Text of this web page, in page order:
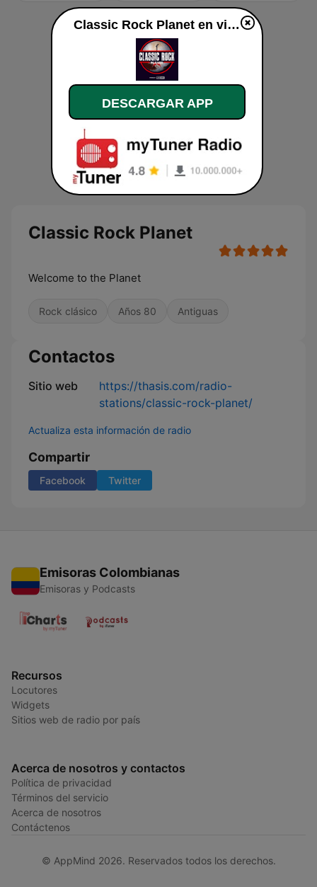
Classic Rock Planet
Welcome to the Planet
Rock clásico Años 80 Antiguas
Contactos
Sitio web
https://thasis.com/radio-
stations/classic-rock-planet/
Actualiza esta información de radio
Compartir
Facebook Twitter
Emisoras Colombianas
Emisoras y Podcasts
Recursos
Locutores
Widgets
Sitios web de radio por país
Acerca de nosotros y contactos
Política de privacidad
Términos del servicio
Acerca de nosotros
Contáctenos
© AppMind 2026. Reservados todos los derechos.
Classic Rock Planet en vivo
DESCARGAR APP